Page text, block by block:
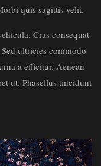
quis sagittis velit.
Cras consequat
ultricies commodo
a efficitur. Aenean
ut. Phasellus tincidunt